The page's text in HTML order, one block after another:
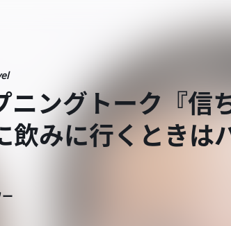
ニングトーク『信
飲みに行くときは